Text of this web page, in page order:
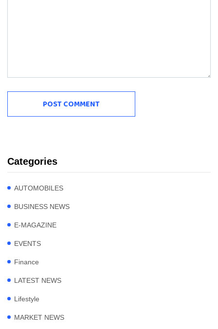
Categories
AUTOMOBILES
BUSINESS NEWS
E-MAGAZINE
EVENTS
Finance
LATEST NEWS
Lifestyle
MARKET NEWS